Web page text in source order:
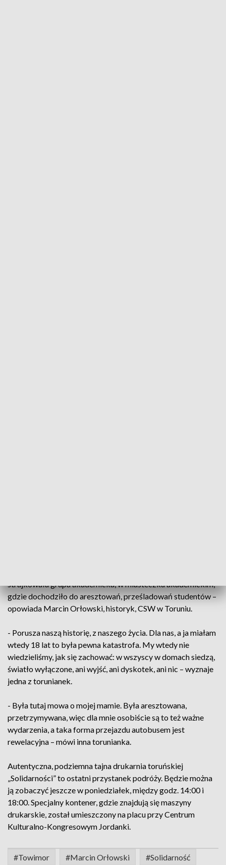
strajkowała grupa akademicka, w miasteczku akademickim,
gdzie dochodziło do aresztowań, prześladowań studentów –
opowiada Marcin Orłowski, historyk, CSW w Toruniu.
- Porusza naszą historię, z naszego życia. Dla nas, a ja miałam
wtedy 18 lat to była pewna katastrofa. My wtedy nie
wiedzieliśmy, jak się zachować: w wszyscy w domach siedzą,
światło wyłączone, ani wyjść, ani dyskotek, ani nic – wyznaje
jedna z torunianek.
- Była tutaj mowa o mojej mamie. Była aresztowana,
przetrzymywana, więc dla mnie osobiście są to też ważne
wydarzenia, a taka forma przejazdu autobusem jest
rewelacyjna – mówi inna torunianka.
Autentyczna, podziemna tajna drukarnia toruńskiej
„Solidarności” to ostatni przystanek podróży. Będzie można
ją zobaczyć jeszcze w poniedziałek, między godz. 14:00 i
18:00. Specjalny kontener, gdzie znajdują się maszyny
drukarskie, został umieszczony na placu przy Centrum
Kulturalno-Kongresowym Jordanki.
#Towimor #Marcin Orłowski #Solidarność